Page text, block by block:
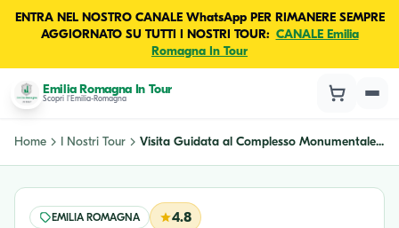
ENTRA NEL NOSTRO CANALE WhatsApp PER RIMANERE SEMPRE
AGGIORNATO SU TUTTI I NOSTRI TOUR: CANALE Emilia
Romagna In Tour
Emilia Romagna In Tour
Scopri l'Emilia-Romagna
Home I Nostri Tour Visita Guidata al Complesso Monumentale...
EMILIA ROMAGNA 4.8